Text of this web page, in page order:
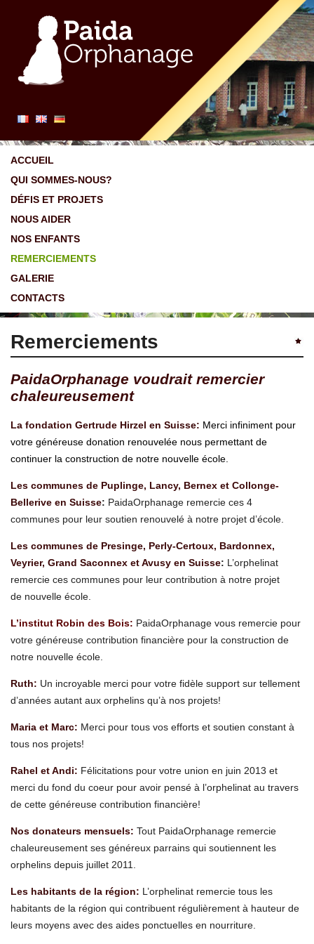
ACCUEIL
QUI SOMMES-NOUS?
DÉFIS ET PROJETS
NOUS AIDER
NOS ENFANTS
REMERCIEMENTS
GALERIE
CONTACTS
Remerciements
PaidaOrphanage voudrait remercier
chaleureusement
La fondation Gertrude Hirzel en Suisse: Merci infiniment pour
votre généreuse donation renouvelée nous permettant de
continuer la construction de notre nouvelle école.
Les communes de Puplinge, Lancy, Bernex et Collonge-
Bellerive en Suisse: PaidaOrphanage remercie ces 4
communes pour leur soutien renouvelé à notre projet d’école.
Les communes de Presinge, Perly-Certoux, Bardonnex,
Veyrier, Grand Saconnex et Avusy en Suisse: L’orphelinat
remercie ces communes pour leur contribution à notre projet
de nouvelle école.
L’institut Robin des Bois: PaidaOrphanage vous remercie pour
votre généreuse contribution financière pour la construction de
notre nouvelle école.
Ruth: Un incroyable merci pour votre fidèle support sur tellement
d’années autant aux orphelins qu’à nos projets!
Maria et Marc: Merci pour tous vos efforts et soutien constant à
tous nos projets!
Rahel et Andi: Félicitations pour votre union en juin 2013 et
merci du fond du coeur pour avoir pensé à l’orphelinat au travers
de cette généreuse contribution financière!
Nos donateurs mensuels: Tout PaidaOrphanage remercie
chaleureusement ses généreux parrains qui soutiennent les
orphelins depuis juillet 2011.
Les habitants de la région: L’orphelinat remercie tous les
habitants de la région qui contribuent régulièrement à hauteur de
leurs moyens avec des aides ponctuelles en nourriture.